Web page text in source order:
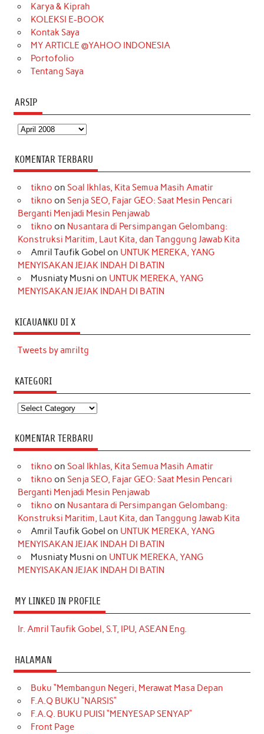
k
a
m
Karya & Kiprah
KOLEKSI E-BOOK
Kontak Saya
MY ARTICLE @YAHOO INDONESIA
Portofolio
Tentang Saya
ARSIP
Arsip
KOMENTAR TERBARU
tikno on Soal Ikhlas, Kita Semua Masih Amatir
tikno on Senja SEO, Fajar GEO: Saat Mesin Pencari
Berganti Menjadi Mesin Penjawab
tikno on Nusantara di Persimpangan Gelombang:
Konstruksi Maritim, Laut Kita, dan Tanggung Jawab Kita
Amril Taufik Gobel on UNTUK MEREKA, YANG
MENYISAKAN JEJAK INDAH DI BATIN
Musniaty Musni on UNTUK MEREKA, YANG
MENYISAKAN JEJAK INDAH DI BATIN
KICAUANKU DI X
Tweets by amriltg
KATEGORI
Kategori
KOMENTAR TERBARU
tikno on Soal Ikhlas, Kita Semua Masih Amatir
tikno on Senja SEO, Fajar GEO: Saat Mesin Pencari
Berganti Menjadi Mesin Penjawab
tikno on Nusantara di Persimpangan Gelombang:
Konstruksi Maritim, Laut Kita, dan Tanggung Jawab Kita
Amril Taufik Gobel on UNTUK MEREKA, YANG
MENYISAKAN JEJAK INDAH DI BATIN
Musniaty Musni on UNTUK MEREKA, YANG
MENYISAKAN JEJAK INDAH DI BATIN
MY LINKED IN PROFILE
Ir. Amril Taufik Gobel, S.T, IPU, ASEAN Eng.
HALAMAN
Buku “Membangun Negeri, Merawat Masa Depan
F.A.Q BUKU “NARSIS”
F.A.Q. BUKU PUISI “MENYESAP SENYAP”
Front Page